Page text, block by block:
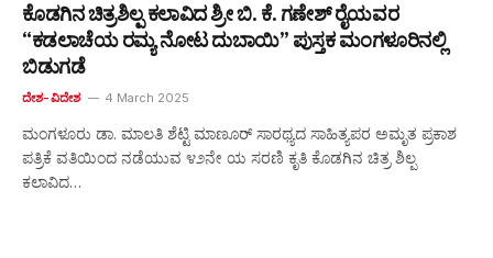
ಕೊಡಗಿನ ಚಿತ್ರಶಿಲ್ಪ ಕಲಾವಿದ ಶ್ರೀ ಬಿ. ಕೆ. ಗಣೇಶ್ ರೈಯವರ
“ಕಡಲಾಚೆಯ ರಮ್ಯ ನೋಟ ದುಬಾಯಿ” ಪುಸ್ತಕ ಮಂಗಳೂರಿನಲ್ಲಿ
ಬಿಡುಗಡೆ
ದೇಶ-ವಿದೇಶ 4 March 2025
ಮಂಗಳೂರು ಡಾ. ಮಾಲತಿ ಶೆಟ್ಟಿ ಮಾಣೂರ್ ಸಾರಥ್ಯದ ಸಾಹಿತ್ಯಪರ ಅಮೃತ ಪ್ರಕಾಶ
ಪತ್ರಿಕೆ ವತಿಯಿಂದ ನಡೆಯುವ ೪೨ನೇ ಯ ಸರಣಿ ಕೃತಿ ಕೊಡಗಿನ ಚಿತ್ರ ಶಿಲ್ಪ
ಕಲಾವಿದ…